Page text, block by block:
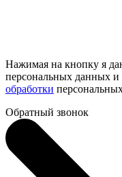
Нажимая на кнопку я
персональных данных и
обработки
Обратный звонок